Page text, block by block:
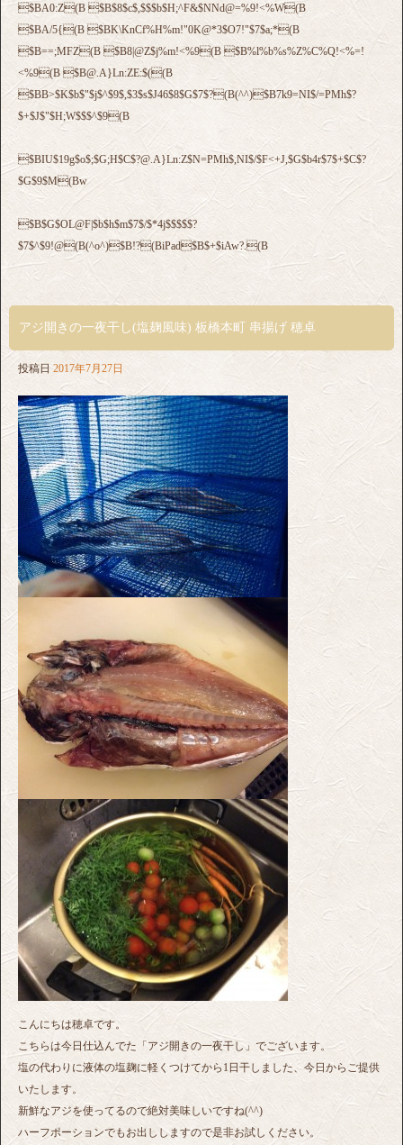
$BA0:Z(B $B$8$c$,$$$b$H;^F&$NNd@=%9!<%W(B
$BA/5{(B $BK\KnCf%H%m!"0K@*3$O7!"$7$a;*(B
$B==;MFZ(B $B8|@Z$j%m!<%9(B $B%l%b%s%Z%C%Q!<%=!
<%9(B $B@.A}Ln:ZE:$((B
$BB>$K$b$"$j$^$9$,$3$s$J46$8$G$7$?(B(^^)$B7k9=NI$/=PMh$?
$+$J$"$H;W$$$^$9(B
$BIU$19g$o$;$G;H$C$?@.A}Ln:Z$N=PMh$,NI$/$F<+J,$G$b4r$7$+$C$?
$G$9$M(Bw
$B$G$OL@F|$b$h$m$7$/$*4j$$$$$?
$7$^$9!@(B(^o^)$B!?(BiPad$B$+$iAw?.(B
アジ開きの一夜干し(塩麹風味) 板橋本町 串揚げ 穂卓
投稿日 2017年7月27日
こんにちは穂卓です。
こちらは今日仕込んでた「アジ開きの一夜干し」でございます。
塩の代わりに液体の塩麹に軽くつけてから1日干しました、今日からご提供
いたします。
新鮮なアジを使ってるので絶対美味しいですね(^^)
ハーフポーションでもお出ししますので是非お試しください。